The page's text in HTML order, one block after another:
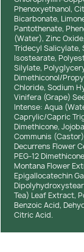
Phenoxyethanol,
Bicarbonate,
Pantothenate,
(Water), Zinc
Tridecyl Salicylate,
Isostearate,
Silylate,
Dimethiconol/
Chloride, Sodium
Vinifera (Grape)
Intense: Aqua
Caprylic/Capric
Dimethicone,
Communis
Decurrens Flower
PEG-12
Montana Flower
Epigallocatechin
Tea) Leaf Extract,
Benzoic Acid,
Citric Acid.